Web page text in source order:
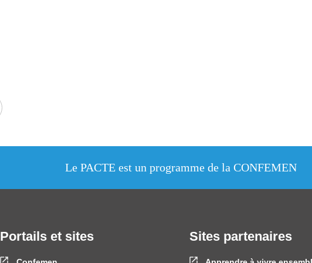
Le PACTE est un programme de la CONFEMEN
Portails et sites Sites partenaires